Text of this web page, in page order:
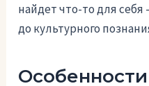
найдет что-то для
до культурного